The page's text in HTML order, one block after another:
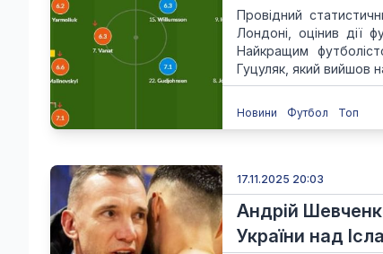
Провідний
Лондоні, оцінив дії
Найкращим
Гуцуляк, який вийшов
Новини Футбол Топ
17.11.2025 20:03
Андрій
України над